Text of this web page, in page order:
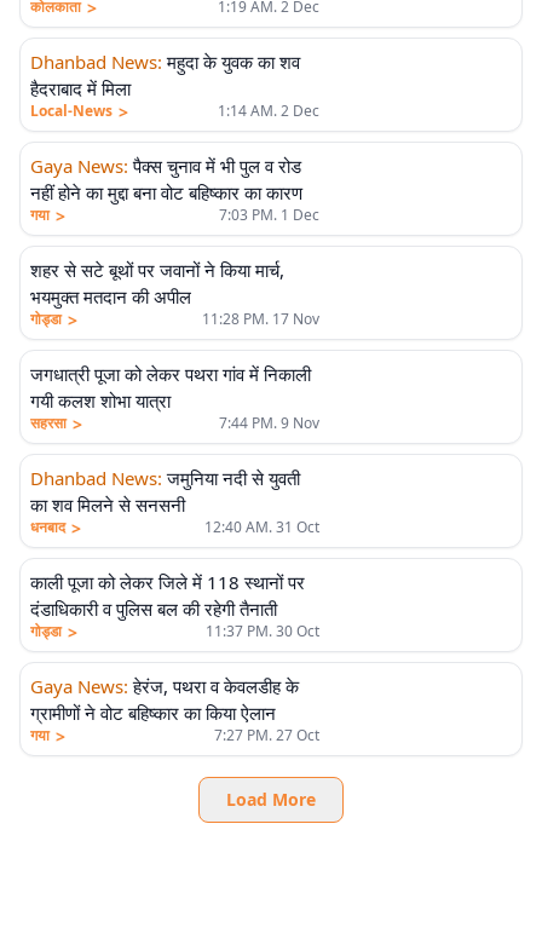
कोलकाता > 1:19 AM. 2 Dec
Dhanbad News: महुदा के युवक का शव
हैदराबाद में मिला
Local-News > 1:14 AM. 2 Dec
Gaya News: पैक्स चुनाव में भी पुल व रोड
नहीं होने का मुद्दा बना वोट बहिष्कार का कारण
गया > 7:03 PM. 1 Dec
शहर से सटे बूथों पर जवानों ने किया मार्च,
भयमुक्त मतदान की अपील
गोड्डा > 11:28 PM. 17 Nov
जगधात्री पूजा को लेकर पथरा गांव में निकाली
गयी कलश शोभा यात्रा
सहरसा > 7:44 PM. 9 Nov
Dhanbad News: जमुनिया नदी से युवती
का शव मिलने से सनसनी
धनबाद > 12:40 AM. 31 Oct
काली पूजा को लेकर जिले में 118 स्थानों पर
दंडाधिकारी व पुलिस बल की रहेगी तैनाती
गोड्डा > 11:37 PM. 30 Oct
Gaya News: हेरंज, पथरा व केवलडीह के
ग्रामीणों ने वोट बहिष्कार का किया ऐलान
गया > 7:27 PM. 27 Oct
Load More